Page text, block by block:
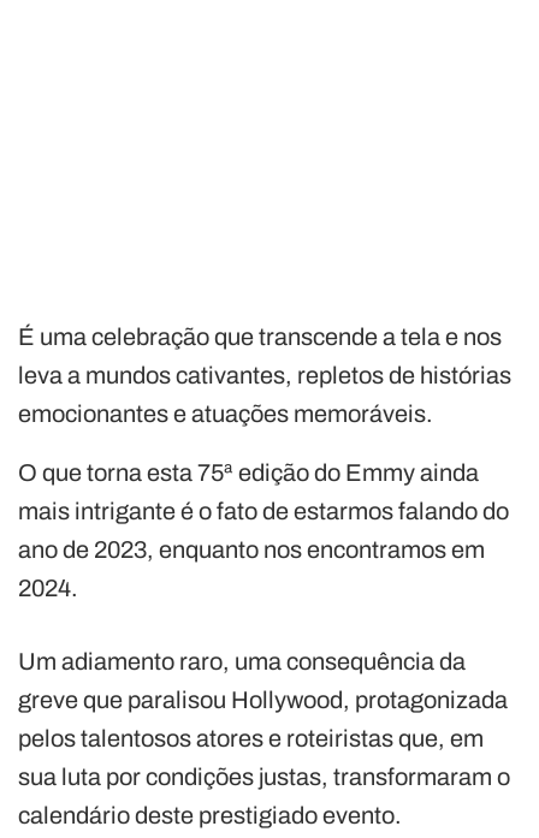
É uma celebração que transcende a tela e nos
leva a mundos cativantes, repletos de histórias
emocionantes e atuações memoráveis.
O que torna esta 75ª edição do Emmy ainda
mais intrigante é o fato de estarmos falando do
ano de 2023, enquanto nos encontramos em
2024.
Um adiamento raro, uma consequência da
greve que paralisou Hollywood, protagonizada
pelos talentosos atores e roteiristas que, em
sua luta por condições justas, transformaram o
calendário deste prestigiado evento.